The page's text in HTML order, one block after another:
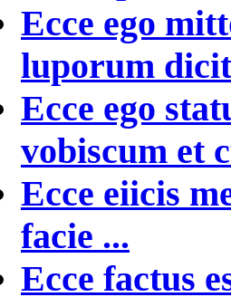
Ecce ego
luporum
Ecce ego
vobiscum et
Ecce eiicis
facie ...
Ecce factus